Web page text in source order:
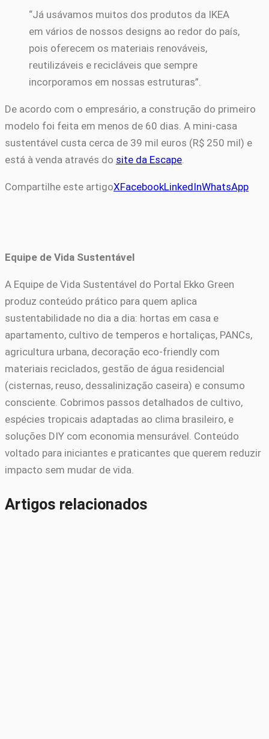
“Já usávamos muitos dos produtos da IKEA
em vários de nossos designs ao redor do país,
pois oferecem os materiais renováveis,
reutilizáveis e recicláveis que sempre
incorporamos em nossas estruturas”.
De acordo com o empresário, a construção do primeiro
modelo foi feita em menos de 60 dias. A mini-casa
sustentável custa cerca de 39 mil euros (R$ 250 mil) e
está à venda através do site da Escape.
Compartilhe este artigoXFacebookLinkedInWhatsApp
Equipe de Vida Sustentável
A Equipe de Vida Sustentável do Portal Ekko Green
produz conteúdo prático para quem aplica
sustentabilidade no dia a dia: hortas em casa e
apartamento, cultivo de temperos e hortaliças, PANCs,
agricultura urbana, decoração eco-friendly com
materiais reciclados, gestão de água residencial
(cisternas, reuso, dessalinização caseira) e consumo
consciente. Cobrimos passos detalhados de cultivo,
espécies tropicais adaptadas ao clima brasileiro, e
soluções DIY com economia mensurável. Conteúdo
voltado para iniciantes e praticantes que querem reduzir
impacto sem mudar de vida.
Artigos relacionados